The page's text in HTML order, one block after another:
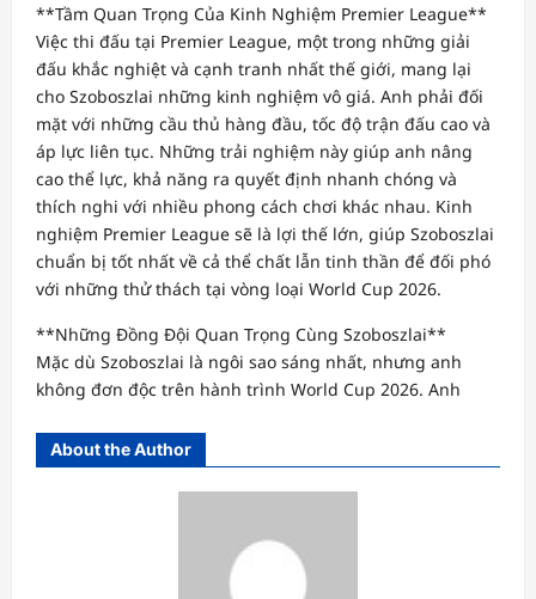
**Tầm Quan Trọng Của Kinh Nghiệm Premier League**
Việc thi đấu tại Premier League, một trong những giải
đấu khắc nghiệt và cạnh tranh nhất thế giới, mang lại
cho Szoboszlai những kinh nghiệm vô giá. Anh phải đối
mặt với những cầu thủ hàng đầu, tốc độ trận đấu cao và
áp lực liên tục. Những trải nghiệm này giúp anh nâng
cao thể lực, khả năng ra quyết định nhanh chóng và
thích nghi với nhiều phong cách chơi khác nhau. Kinh
nghiệm Premier League sẽ là lợi thế lớn, giúp Szoboszlai
chuẩn bị tốt nhất về cả thể chất lẫn tinh thần để đối phó
với những thử thách tại vòng loại World Cup 2026.
**Những Đồng Đội Quan Trọng Cùng Szoboszlai**
Mặc dù Szoboszlai là ngôi sao sáng nhất, nhưng anh
không đơn độc trên hành trình World Cup 2026. Anh
About the Author